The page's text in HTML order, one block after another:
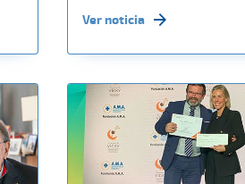
Ver noticia